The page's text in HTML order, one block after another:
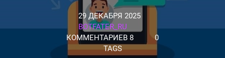
29 ДЕКАБРЯ 2025
BOTFATER_RU
КОММЕНТАРИЕВ 8
0
TAGS